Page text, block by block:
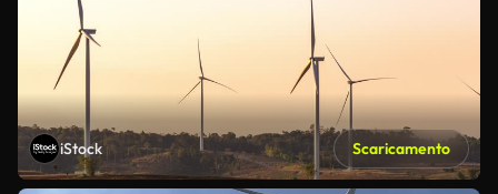
iStock Scaricamento